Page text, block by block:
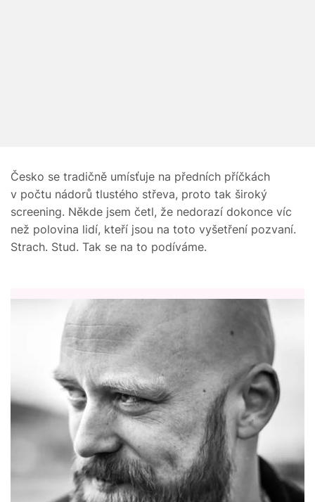
Česko se tradičně umísťuje na předních příčkách
v počtu nádorů tlustého střeva, proto tak široký
screening. Někde jsem četl, že nedorazí dokonce víc
než polovina lidí, kteří jsou na toto vyšetření pozvaní.
Strach. Stud. Tak se na to podíváme.